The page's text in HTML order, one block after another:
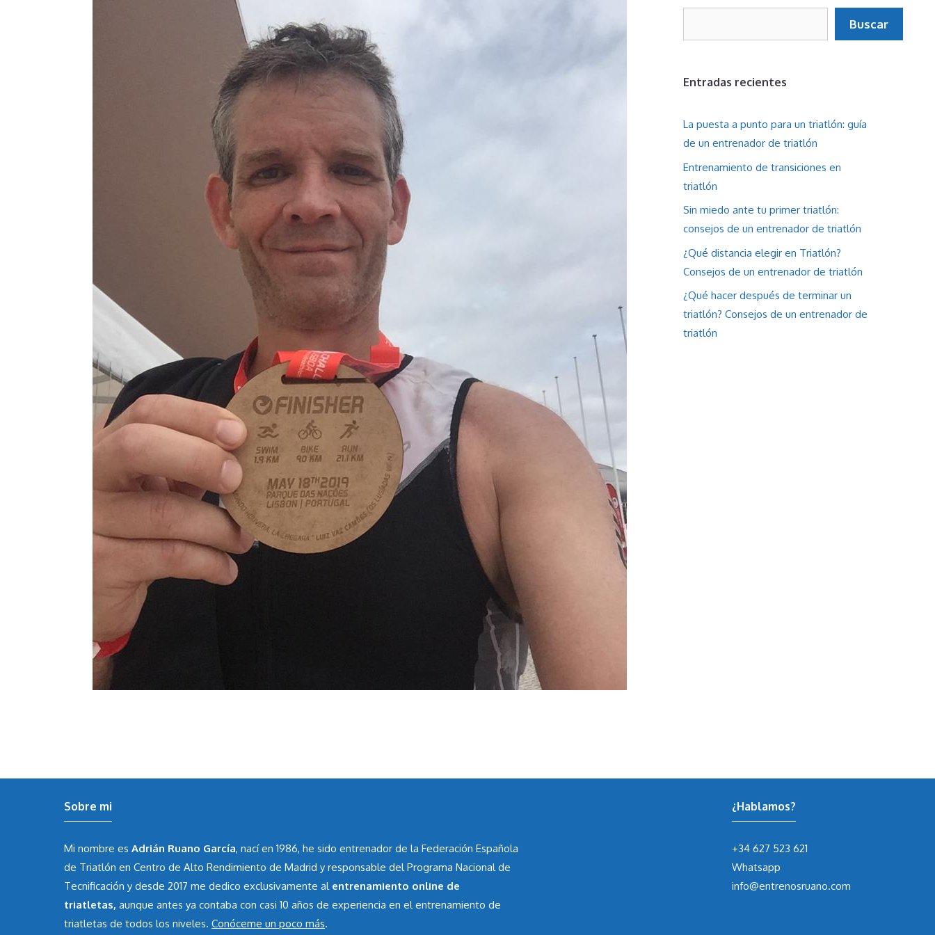
Buscar
Entradas recientes
La puesta a punto para un triatlón: guía
de un entrenador de triatlón
Entrenamiento de transiciones en
triatlón
Sin miedo ante tu primer triatlón:
consejos de un entrenador de triatlón
¿Qué distancia elegir en Triatlón?
Consejos de un entrenador de triatlón
¿Qué hacer después de terminar un
triatlón? Consejos de un entrenador de
triatlón
Sobre mi
Mi nombre es Adrián Ruano García, nací en 1986, he sido entrenador de la Federación Española
de Triatlón en Centro de Alto Rendimiento de Madrid y responsable del Programa Nacional de
Tecnificación y desde 2017 me dedico exclusivamente al entrenamiento online de
triatletas, aunque antes ya contaba con casi 10 años de experiencia en el entrenamiento de
triatletas de todos los niveles. Conóceme un poco más.
¿Hablamos?
+34 627 523 621
Whatsapp
info@entrenosruano.com